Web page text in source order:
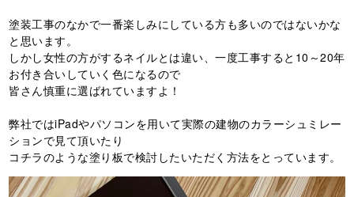
塗装工事のなかで一番楽しみにしている方も多いのではないかな
と思います。
しかし女性の方がするネイルとは違い、一度工事すると 10 ～20年
お付き合いしていく色になるので
皆さん慎重に選ばれていますよ！
弊社ではiPadやパソコンを用いて実際の建物のカラーシュミレー
ションで見て頂いたり
コチラのような塗り板で検討したいただく方法をとっています。